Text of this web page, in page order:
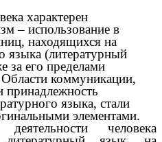
характерен
– использование в
находящихся на
языка (литературный
за его пределами
коммуникации,
принадлежность
языка, стали
элементами.
человека